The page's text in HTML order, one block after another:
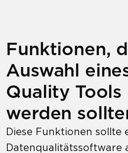
Funktionen,
Auswahl
Quality
werden
Diese Funktionen sollte
Datenqualitätssoftware